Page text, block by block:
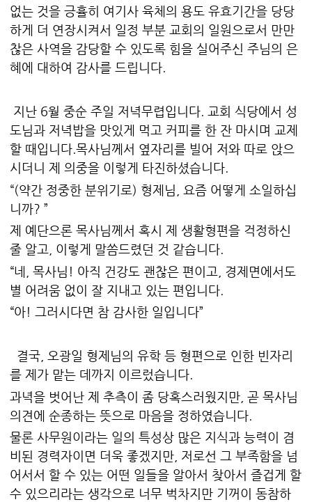
없는 것을 긍휼히 여기사 육체의 용도 유효기간을 당당
하게 더 연장시켜서 일정 부분 교회의 일원으로서 만만
찮은 사역을 감당할 수 있도록 힘을 실어주신 주님의 은
혜에 대하여 감사를 드립니다.
지난 6월 중순 주일 저녁무렵입니다. 교회 식당에서 성
도님과 저녁밥을 맛있게 먹고 커피를 한 잔 마시며 교제
할 때입니다.목사님께서 옆자리를 빌어 저와 따로 앉으
시더니 제 의중을 이렇게 타진하셨습니다.
“(약간 정중한 분위기로) 형제님, 요즘 어떻게 소일하십
니까? ”
제 예단으론 목사님께서 혹시 제 생활형편을 걱정하신
줄 알고, 이렇게 말씀드렸던 것 같습니다.
“네, 목사님! 아직 건강도 괜찮은 편이고, 경제면에서도
별 어려움 없이 잘 지내고 있는 편입니다.
“아! 그러시다면 참 감사한 일입니다”
결국, 오광일 형제님의 유학 등 형편으로 인한 빈자리
를 제가 맡는 데까지 이르렀습니다.
과녁을 벗어난 제 추측이 좀 당혹스러웠지만, 곧 목사님
의견에 순종하는 뜻으로 마음을 정하였습니다.
물론 사무원이라는 일의 특성상 많은 지식과 능력이 겸
비된 경력자이면 더욱 좋겠지만, 저로선 그 부족함을 넘
어서서 할 수 있는 어떤 일들을 알아서 찾아서 즐겁게 할
수 있으리라는 생각으로 너무 벅차지만 기꺼이 동참하